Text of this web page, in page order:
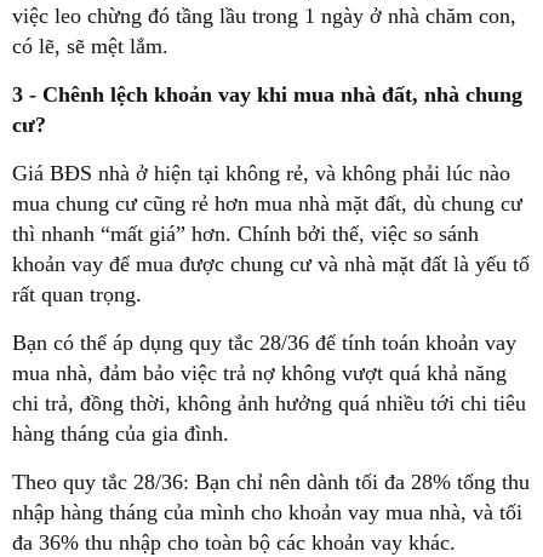
việc leo chừng đó tầng lầu trong 1 ngày ở nhà chăm con,
có lẽ, sẽ mệt lắm.
3 - Chênh lệch khoản vay khi mua nhà đất, nhà chung
cư?
Giá BĐS nhà ở hiện tại không rẻ, và không phải lúc nào
mua chung cư cũng rẻ hơn mua nhà mặt đất, dù chung cư
thì nhanh “mất giá” hơn. Chính bởi thế, việc so sánh
khoản vay để mua được chung cư và nhà mặt đất là yếu tố
rất quan trọng.
Bạn có thể áp dụng quy tắc 28/36 để tính toán khoản vay
mua nhà, đảm bảo việc trả nợ không vượt quá khả năng
chi trả, đồng thời, không ảnh hưởng quá nhiều tới chi tiêu
hàng tháng của gia đình.
Theo quy tắc 28/36: Bạn chỉ nên dành tối đa 28% tổng thu
nhập hàng tháng của mình cho khoản vay mua nhà, và tối
đa 36% thu nhập cho toàn bộ các khoản vay khác.